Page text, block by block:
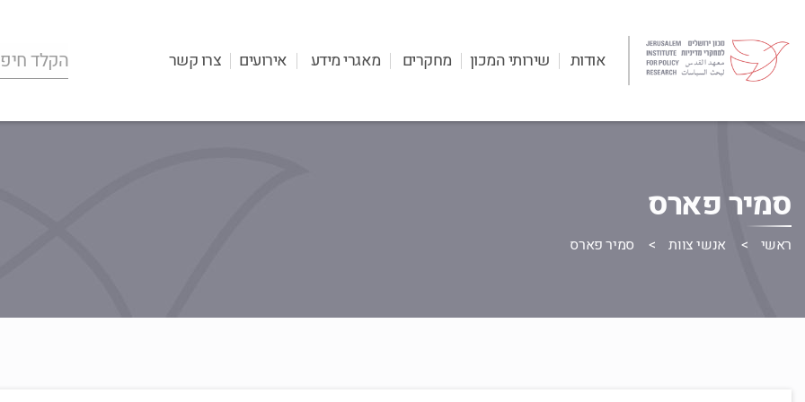
אודות שירותי המכון מחקרים מאגרי מידע אירועים צרו קשר
סמיר פארס
ראשי אנשי צוות סמיר פארס